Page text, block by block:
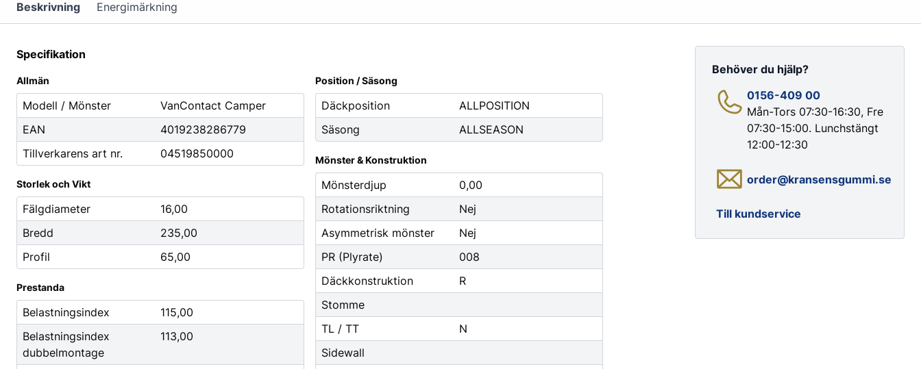
Nipplar
Stålborstar
Smörjfett
Städ, Hygien & Kontor
Avfallshantering
Papper
Pennor
Däcketiketter
Tejp
Batterier
Fordonsbatterier
Småbatterier
Startbooster
Fordonstillbehör
Vinter
Fritid
Fordonsbelysning
Torkarblad
Färg & Rostskydd
Godis & Dryck
Beskrivning Energimärkning
Specifikation
Allmän
Modell / Mönster
VanContact Camper
EAN
4019238286779
Tillverkarens art nr.
04519850000
Storlek och Vikt
Fälgdiameter
16,00
Bredd
235,00
Profil
65,00
Prestanda
Belastningsindex
115,00
Belastningsindex
dubbelmontage
113,00
Position / Säsong
Däckposition
ALLPOSITION
Säsong
ALLSEASON
Mönster & Konstruktion
Mönsterdjup
0,00
Rotationsriktning
Nej
Asymmetrisk mönster
Nej
PR (Plyrate)
008
Däckkonstruktion
R
Stomme
TL / TT
N
Sidewall
Behöver du hjälp?
0156-409 00
Mån-Tors 07:30-16:30, Fre
07:30-15:00. Lunchstängt
12:00-12:30
order@kransensgummi.se
Till kundservice